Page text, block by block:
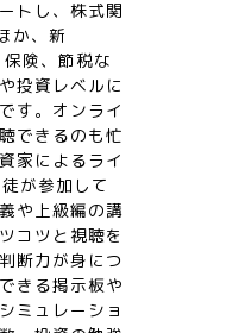
トし、株式関
か、新
険、節税な
投資レベルに
す。オンライ
できるのも忙
家によるライ
が参加して
や上級編の講
コツと視聴を
断力が身につ
きる掲示板や
ミュレーショ